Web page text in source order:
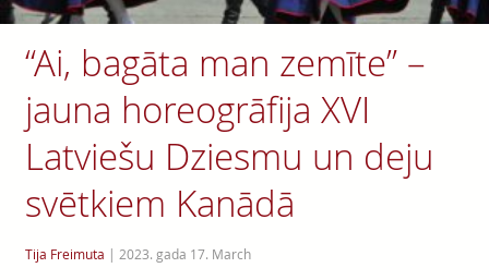
“Ai, bagāta man zemīte” –
jauna horeogrāfija XVI
Latviešu Dziesmu un deju
svētkiem Kanādā
Tija Freimuta | 2023. gada 17. March